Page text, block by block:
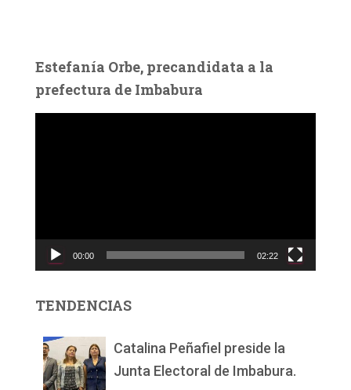
Estefanía Orbe, precandidata a la
prefectura de Imbabura
c
d
00:00 02:22
TENDENCIAS
Catalina Peñafiel preside la
Junta Electoral de Imbabura.